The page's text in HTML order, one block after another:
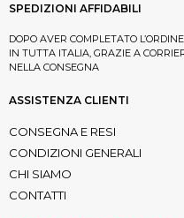
SPEDIZIONI AFFIDABILI
DOPO AVER COMPLETATO
IN TUTTA ITALIA, GRAZIE A
NELLA CONSEGNA
ASSISTENZA CLIENTI
CONSEGNA E RESI
CONDIZIONI GENERALI
CHI SIAMO
CONTATTI